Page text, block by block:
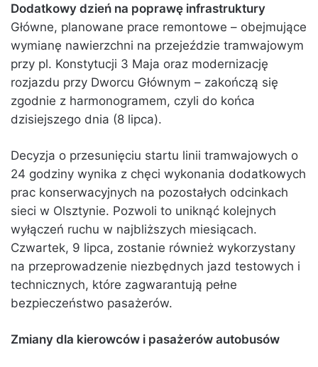
Dodatkowy dzień na poprawę infrastruktury
Główne, planowane prace remontowe – obejmujące
wymianę nawierzchni na przejeździe tramwajowym
przy pl. Konstytucji 3 Maja oraz modernizację
rozjazdu przy Dworcu Głównym – zakończą się
zgodnie z harmonogramem, czyli do końca
dzisiejszego dnia (8 lipca).
Decyzja o przesunięciu startu linii tramwajowych o
24 godziny wynika z chęci wykonania dodatkowych
prac konserwacyjnych na pozostałych odcinkach
sieci w Olsztynie. Pozwoli to uniknąć kolejnych
wyłączeń ruchu w najbliższych miesiącach.
Czwartek, 9 lipca, zostanie również wykorzystany
na przeprowadzenie niezbędnych jazd testowych i
technicznych, które zagwarantują pełne
bezpieczeństwo pasażerów.
Zmiany dla kierowców i pasażerów autobusów